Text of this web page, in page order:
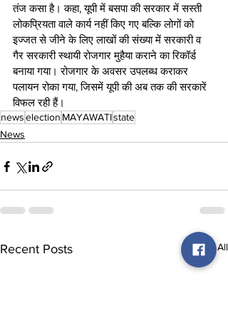
तंज कसा है। कहा, यूपी में बसपा की सरकार में सस्ती
लोकप्रियता वाले कार्य नहीं किए गए बल्कि लोगों को
इज्जत से जीने के लिए लाखों की संख्या में सरकारी व
गैर सरकारी स्थायी रोजगार मुहैया कराने का रिकॉर्ड
बनाया गया। रोजगार के अवसर उपलब्ध कराकर
पलायन रोका गया, जिसमें यूपी की अब तक की सरकारें
विफल रही हैं।
newselection MAYAWATIstate
News
Recent Posts See All